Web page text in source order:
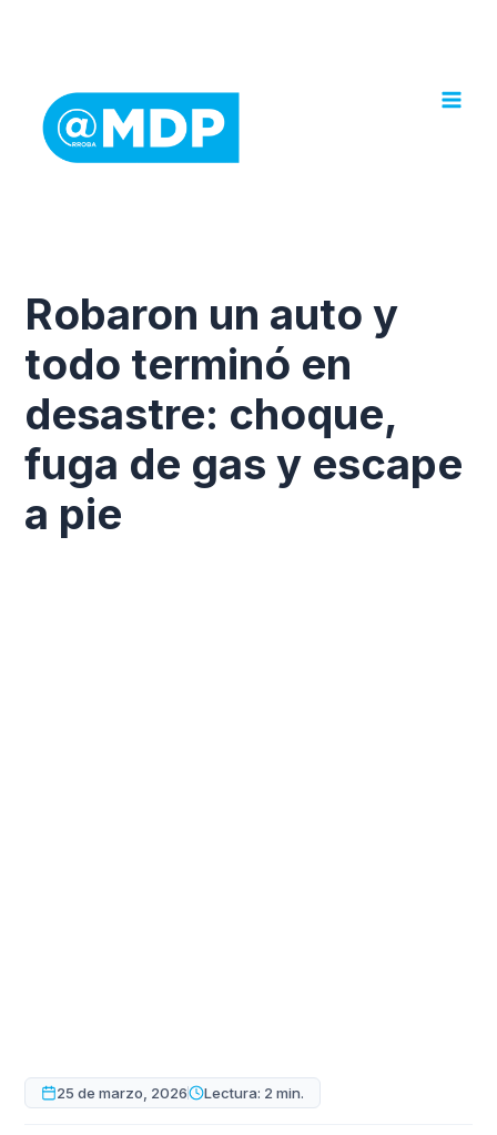
Robaron un auto y
todo terminó en
desastre: choque,
fuga de gas y escape
a pie
25 de marzo, 2026 Lectura: 2 min.